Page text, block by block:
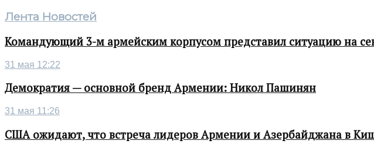
Лента Новостей
Командующий 3-м армейским корпусом представил ситуацию на
31 мая 12:22
Демократия — основной бренд Армении: Никол Пашинян
31 мая 11:26
США ожидают, что встреча лидеров Армении и Азербайджана в